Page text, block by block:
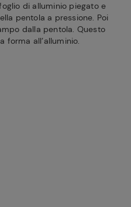
di alluminio piegato e
pentola a pressione. Poi
dalla pentola. Questo
forma all’alluminio.